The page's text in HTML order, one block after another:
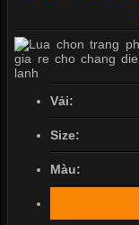
Vải:
Size:
Màu: